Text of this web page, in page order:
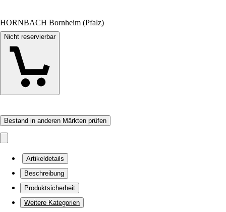
HORNBACH Bornheim (Pfalz)
Nicht reservierbar
Bestand in anderen Märkten prüfen
Artikeldetails
Beschreibung
Produktsicherheit
Weitere Kategorien